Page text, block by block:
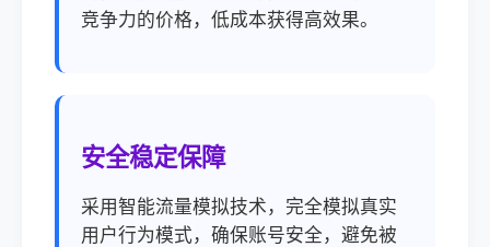
竞争力的价格，低成本获得高效果。
安全稳定保障
采用智能流量模拟技术，完全模拟真实
用户行为模式，确保账号安全，避免被